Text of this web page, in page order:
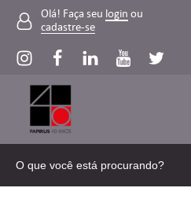
Olá! Faça seu login ou
cadastre-se